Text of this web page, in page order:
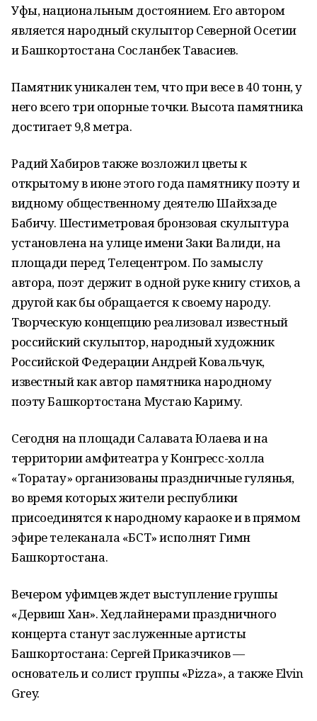
Уфы, национальным достоянием. Его автором
является народный скульптор Северной Осетии
и Башкортостана Сосланбек Тавасиев.
Памятник уникален тем, что при весе в 40 тонн, у
него всего три опорные точки. Высота памятника
достигает 9,8 метра.
Радий Хабиров также возложил цветы к
открытому в июне этого года памятнику поэту и
видному общественному деятелю Шайхзаде
Бабичу. Шестиметровая бронзовая скульптура
установлена на улице имени Заки Валиди, на
площади перед Телецентром. По замыслу
автора, поэт держит в одной руке книгу стихов, а
другой как бы обращается к своему народу.
Творческую концепцию реализовал известный
российский скульптор, народный художник
Российской Федерации Андрей Ковальчук,
известный как автор памятника народному
поэту Башкортостана Мустаю Кариму.
Сегодня на площади Салавата Юлаева и на
территории амфитеатра у Конгресс-холла
«Торатау» организованы праздничные гулянья,
во время которых жители республики
присоединятся к народному караоке и в прямом
эфире телеканала «БСТ» исполнят Гимн
Башкортостана.
Вечером уфимцев ждет выступление группы
«Дервиш Хан». Хедлайнерами праздничного
концерта станут заслуженные артисты
Башкортостана: Сергей Приказчиков —
основатель и солист группы «Pizza», а также Elvin
Grey.